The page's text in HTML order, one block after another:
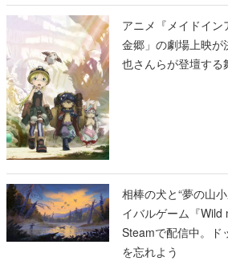
アニメ『メイドイ
金郷」の劇場上映が
也さんらが登壇する
相棒の犬と“夢の山
イバルゲーム『Wild
Steamで配信中。ド
を忘れよう